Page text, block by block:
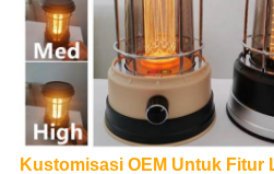
Kustomisasi OEM Untuk Fitur